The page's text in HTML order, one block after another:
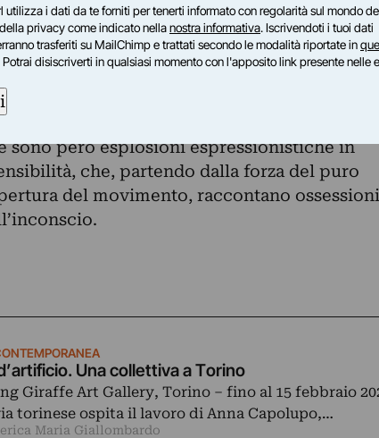
di delicate stoffe colorate scelte
al meglio con le composizioni.
nelle tele di grande e piccolo formato
vive e lavora a Bologna). La gestualità
in rigogliose tracce cromatiche
sono però esplosioni espressionistiche in
che, partendo dalla forza del puro
del movimento, raccontano ossessioni
Una collettiva a Torino
Giraffe Art Gallery, Torino – fino al 15 febbraio
torinese ospita il lavoro di Anna Capolupo,…
Maria Giallombardo
utilizza i dati da te forniti per tenerti informato con regolarità sul mondo
privacy come indicato nellanostra informativa. Iscrivendoti i tuoi dati
trasferiti su MailChimp e trattati secondo le modalità riportate in
Potrai disiscriverti in qualsiasi momento con l'apposito link presente nelle